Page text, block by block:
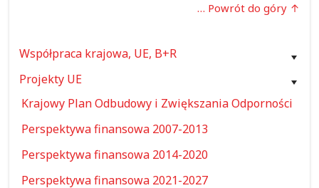
… Powrót do góry
Współpraca krajowa, UE, B+R
Projekty UE
Krajowy Plan Odbudowy i Zwiększania Odporności
Perspektywa finansowa 2007-2013
Perspektywa finansowa 2014-2020
Perspektywa finansowa 2021-2027